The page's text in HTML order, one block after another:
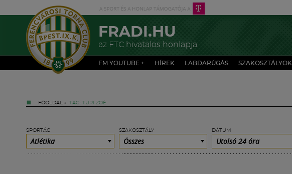
FRADI.HU
az FTC hivatalos honlapja
FM YOUTUBE + HÍREK LABDARÚGÁS SZAKOSZTÁLYOK
FŐOLDAL » TAG: TURI ZOÉ
SPORTÁG
Atlétika
SZAKOSZTÁLY
Összes
DÁTUM
Utolsó 24 óra